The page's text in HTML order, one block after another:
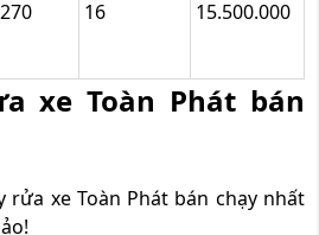
270 16 15.500.000
xe Toàn Phát bán
rửa xe Toàn Phát bán chạy nhất